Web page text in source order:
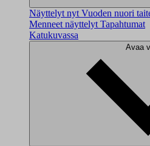
Näyttelyt nyt Vuoden nuori
Menneet näyttelyt Tapahtumat
Katukuvassa
Avaa